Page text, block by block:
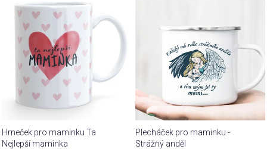
Hrneček pro maminku Ta
Nejlepší maminka
Plecháček pro maminku -
Strážný anděl